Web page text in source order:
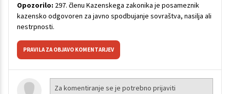
Opozorilo: 297. členu Kazenskega zakonika je posameznik
kazensko odgovoren za javno spodbujanje sovraštva, nasilja ali
nestrpnosti.
PRAVILA ZA OBJAVO KOMENTARJEV